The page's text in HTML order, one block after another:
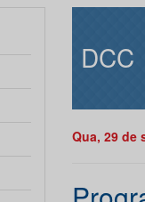
DCC
Qua, 29 de